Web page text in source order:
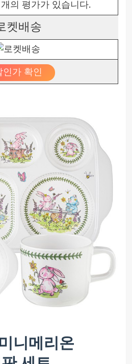
개의 평가가 있습니다.
켓배송
인가 확인
니메리온